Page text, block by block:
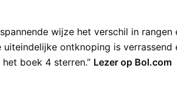
wijze het verschil in rangen
ontknoping is verrassend
boek 4 sterren.” Lezer op Bol.com